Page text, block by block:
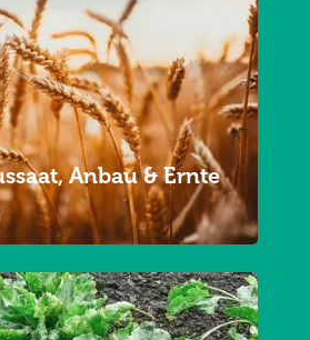
Anbau & Ernte